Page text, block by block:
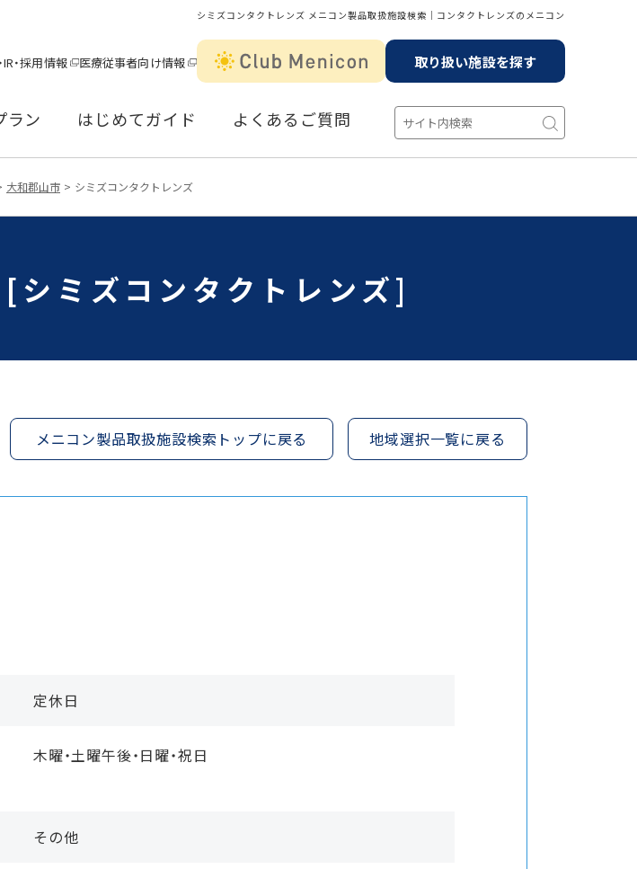
シミズコンタクトレンズ メニコン製品取扱施設検索│コンタクトレンズのメニコン
IR・採用情報 医療従事者向け情報 取り扱い施設を探す
ラン はじめてガイド よくあるご質問
大和郡山市 シミズコンタクトレンズ
シミズコンタクトレンズ]
メニコン製品取扱施設検索トップに戻る 地域選択一覧に戻る
定休日
木曜・土曜午後・日曜・祝日
その他